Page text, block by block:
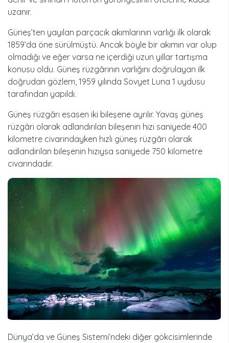
uzanır.
Güneş’ten yayılan parçacık akımlarının varlığı ilk olarak
1859’da öne sürülmüştü. Ancak böyle bir akımın var olup
olmadığı ve eğer varsa ne içerdiği uzun yıllar tartışma
konusu oldu. Güneş rüzgârının varlığını doğrulayan ilk
doğrudan gözlem, 1959 yılında Sovyet Luna 1 uydusu
tarafından yapıldı.
Güneş rüzgârı esasen iki bileşene ayrılır. Yavaş güneş
rüzgârı olarak adlandırılan bileşenin hızı saniyede 400
kilometre civarındayken hızlı güneş rüzgârı olarak
adlandırılan bileşenin hızıysa saniyede 750 kilometre
civarındadır.
Dünya’da ve Güneş Sistemi’ndeki diğer gökcisimlerinde